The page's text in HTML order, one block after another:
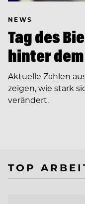
NEWS
Tag des
hinter
Aktuelle Zahlen
zeigen, wie stark
verändert.
TOP